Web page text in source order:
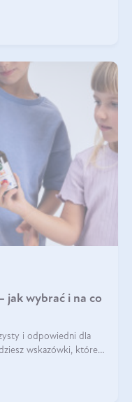
jak wybrać i na co
i odpowiedni dla
wskazówki, które